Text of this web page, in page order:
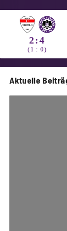
2: 4
( 1 : 0)
Aktuelle